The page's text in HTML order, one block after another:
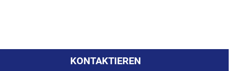
KONTAKTIEREN